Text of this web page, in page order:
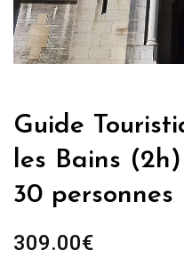
Guide
les Bains
30 personnes
309.00€